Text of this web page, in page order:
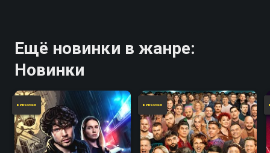
Ещё новинки в жанре:
Новинки